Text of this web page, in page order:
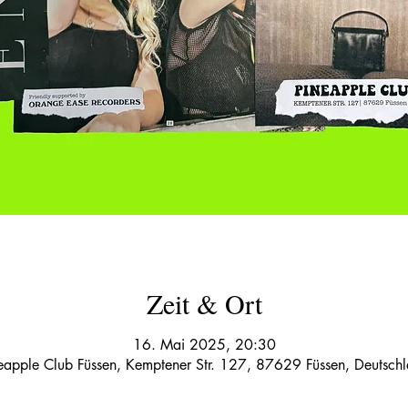
Zeit & Ort
16. Mai 2025, 20:30
Club Füssen, Kemptener Str. 127, 87629 Füssen,